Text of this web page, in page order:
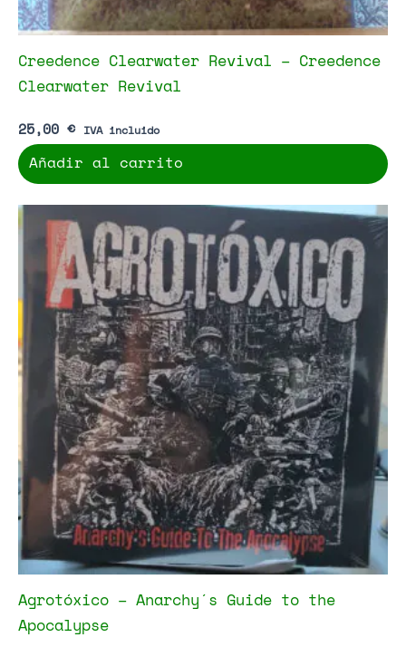
Creedence Clearwater Revival – Creedence
Clearwater Revival
25,00 € IVA incluido
Añadir al carrito
Agrotóxico – Anarchy´s Guide to the
Apocalypse